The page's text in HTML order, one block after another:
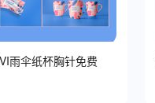
雨伞纸杯胸针免费